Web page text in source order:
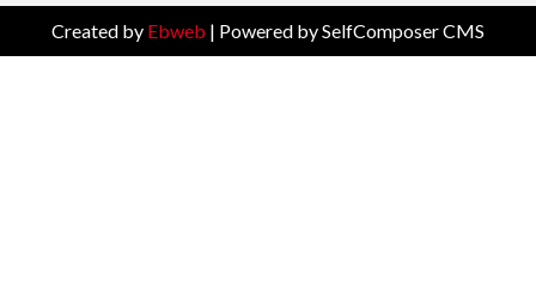
Created by Ebweb | Powered by SelfComposer CMS